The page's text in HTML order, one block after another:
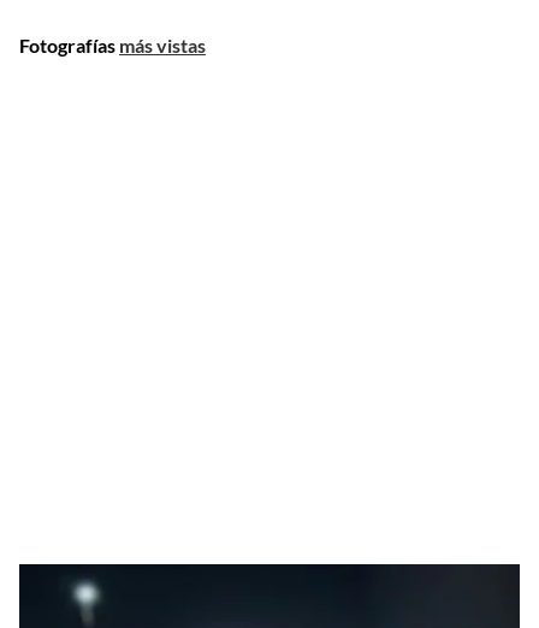
Fotografías más vistas